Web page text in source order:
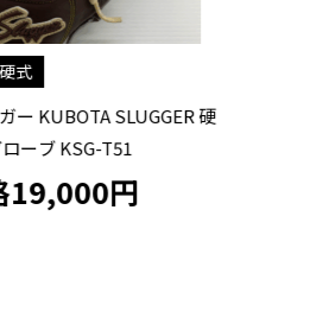
硬式
ガー KUBOTA SLUGGER 硬
ローブ ST39
19,000円